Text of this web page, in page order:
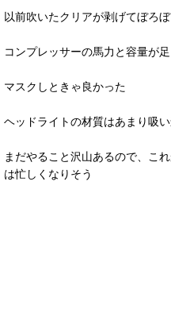
以前吹いたクリアが剥げてぼろ
コンプレッサーの馬力と容量が
マスクしときゃ良かった
ヘッドライトの材質はあまり吸
まだやること沢山あるので、こ
は忙しくなりそう